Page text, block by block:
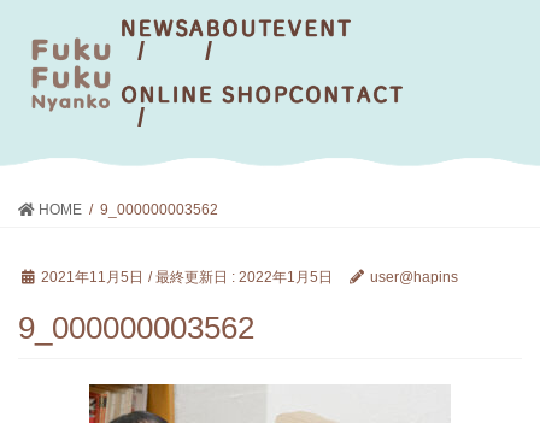
HOME 9_000000003562
2021年11月5日 / 最終更新日 : 2022年1月5日 user@hapins
9_000000003562